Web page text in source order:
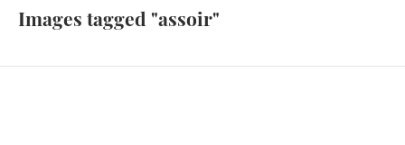
Images tagged "assoir"